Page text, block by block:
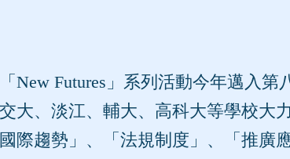
New Futures」系列活動今年邁入
大、淡江、輔大、高科大等學校大
際趨勢」、「法規制度」、「推廣